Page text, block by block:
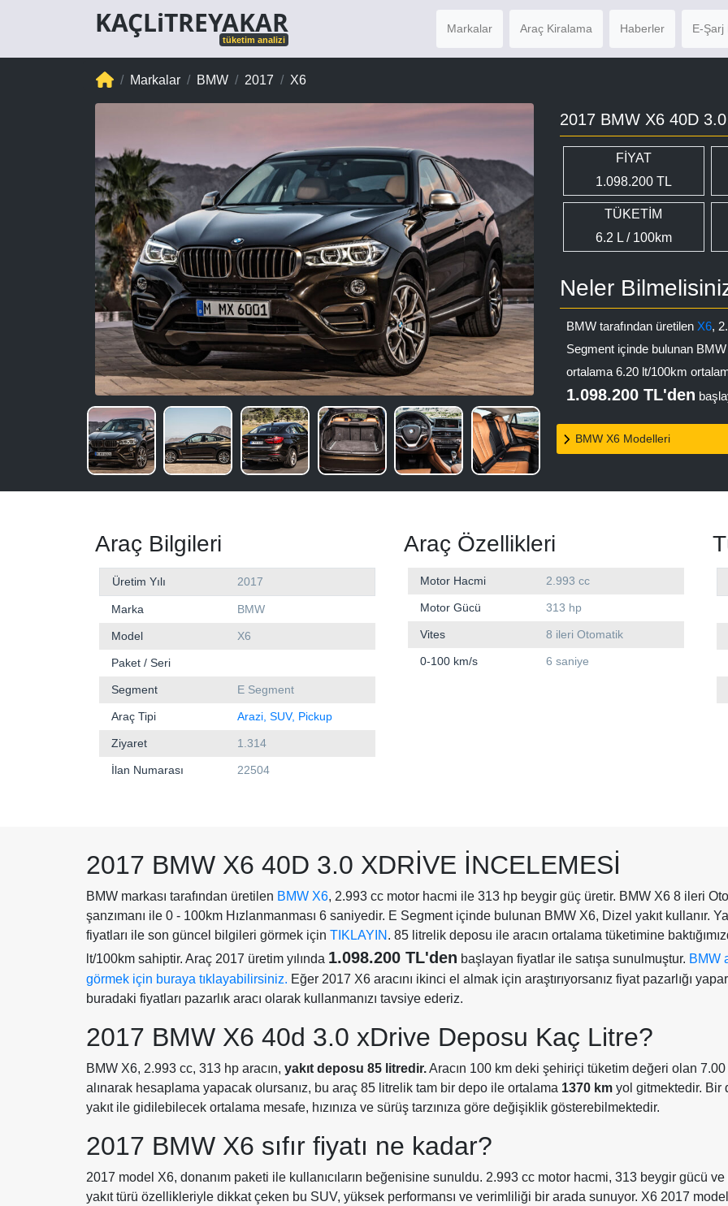
KAÇLiTREYAKAR
tüketim analizi
Markalar Araç Kiralama Haberler E-Şarj
Markalar BMW 2017 X6
2017 BMW X6 40D
FİYAT
1.098.200 TL
TÜKETİM
6.2 L / 100km
Neler
BMW tarafından üretilen X6,
Segment içinde bulunan
ortalama 6.20 lt/100km
1.098.200 TL'den
BMW X6 Modelleri
Araç Bilgileri
Üretim Yılı 2017
Marka BMW
Model X6
Paket / Seri
Segment E Segment
Araç Tipi Arazi, SUV, Pickup
Ziyaret 1.314
İlan Numarası 22504
Araç Özellikleri
Motor Hacmi 2.993 cc
Motor Gücü 313 hp
Vites 8 ileri Otomatik
0-100 km/s 6 saniye
2017 BMW X6 40D 3.0 XDRIVE İNCELEMESI
BMW markası tarafından üretilen BMW X6, 2.993 cc motor hacmi ile 313 hp beygir güç üretir. BMW X6 8 ileri
şanzımanı ile 0 - 100km Hızlanmanması 6 saniyedir. E Segment içinde bulunan BMW X6, Dizel yakıt kullanır.
fiyatları ile son güncel bilgileri görmek için TIKLAYIN . 85 litrelik deposu ile aracın ortalama tüketimine
lt/100km sahiptir. Araç 2017 üretim yılında 1.098.200 TL'den başlayan fiyatlar ile satışa sunulmuştur. BMW
görmek için buraya tıklayabilirsiniz. Eğer 2017 X6 aracını ikinci el almak için araştırıyorsanız fiyat pazarlığı
buradaki fiyatları pazarlık aracı olarak kullanmanızı tavsiye ederiz.
2017 BMW X6 40d 3.0 xDrive Deposu Kaç Litre?
BMW X6, 2.993 cc, 313 hp aracın, yakıt deposu 85 litredir.Aracın 100 km deki şehiriçi tüketim değeri olan
alınarak hesaplama yapacak olursanız, bu araç 85 litrelik tam bir depo ile ortalama 1370 km yol gitmektedir. Bir
yakıt ile gidilebilecek ortalama mesafe, hızınıza ve sürüş tarzınıza göre değişiklik gösterebilmektedir.
2017 BMW X6 sıfır fiyatı ne kadar?
2017 model X6, donanım paketi ile kullanıcıların beğenisine sunuldu. 2.993 cc motor hacmi, 313 beygir gücü ve
yakıt türü özellikleriyle dikkat çeken bu SUV, yüksek performansı ve verimliliği bir arada sunuyor. X6 2017